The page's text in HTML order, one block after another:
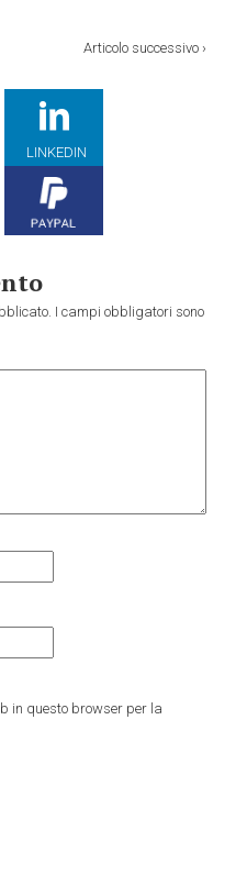
Articolo successivo›
LINKEDIN
I campi obbligatori sono
in questo browser per la